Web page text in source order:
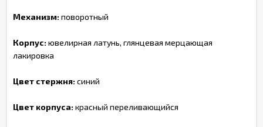
Механизм:поворотный
Корпус:ювелирная латунь, глянцевая мерцающая
лакировка
Цвет стержня:синий
Цвет корпуса:красный переливающийся